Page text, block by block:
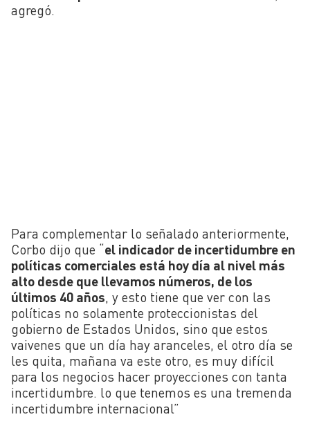
agregó.
Para complementar lo señalado anteriormente,
Corbo dijo que “el indicador de incertidumbre en
políticas comerciales está hoy día al nivel más
alto desde que llevamos números, de los
últimos 40 años, y esto tiene que ver con las
políticas no solamente proteccionistas del
gobierno de Estados Unidos, sino que estos
vaivenes que un día hay aranceles, el otro día se
les quita, mañana va este otro, es muy difícil
para los negocios hacer proyecciones con tanta
incertidumbre. lo que tenemos es una tremenda
incertidumbre internacional”